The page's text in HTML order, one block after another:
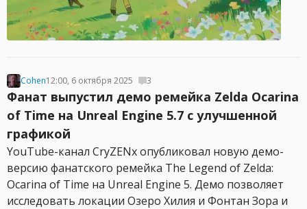
Cohen12:00, 6 октября 2025 3
Фанат выпустил демо ремейка Zelda Ocarina
of Time на Unreal Engine 5.7 с улучшенной
графикой
YouTube-канал CryZENx опубликовал новую демо-
версию фанатского ремейка The Legend of Zelda:
Ocarina of Time на Unreal Engine 5. Демо позволяет
исследовать локации Озеро Хилия и Фонтан Зора и